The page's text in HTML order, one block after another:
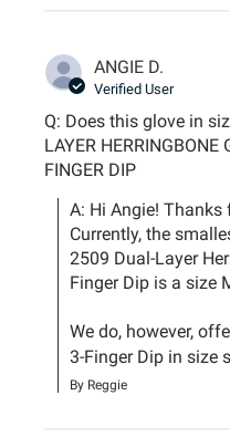
ANGIE D.
Verified User
Q: Does this glove in
LAYER HERRINGBONE
FINGER DIP
A: Hi Angie!
Currently, the
2509 Dual-Layer
Finger Dip is a size
We do, however,
3-Finger Dip in size
By Reggie